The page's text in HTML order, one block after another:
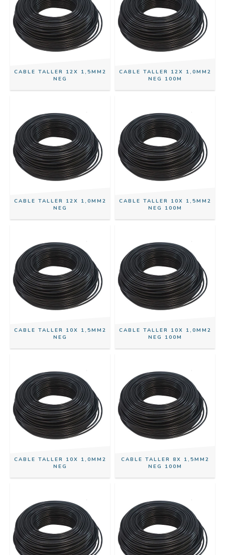
CABLE TALLER 12X 1,5MM2
NEG
CABLE TALLER 12X 1,0MM2
NEG 100M
CABLE TALLER 12X 1,0MM2
NEG
CABLE TALLER 10X 1,5MM2
NEG 100M
CABLE TALLER 10X 1,5MM2
NEG
CABLE TALLER 10X 1,0MM2
NEG 100M
CABLE TALLER 10X 1,0MM2
NEG
CABLE TALLER 8X 1,5MM2
NEG 100M